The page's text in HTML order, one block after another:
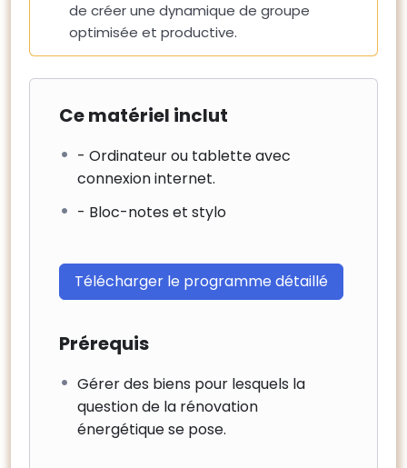
de créer une dynamique de groupe
optimisée et productive.
Ce matériel inclut
- Ordinateur ou tablette avec
connexion internet.
- Bloc-notes et stylo
Télécharger le programme détaillé
Prérequis
Gérer des biens pour lesquels la
question de la rénovation
énergétique se pose.